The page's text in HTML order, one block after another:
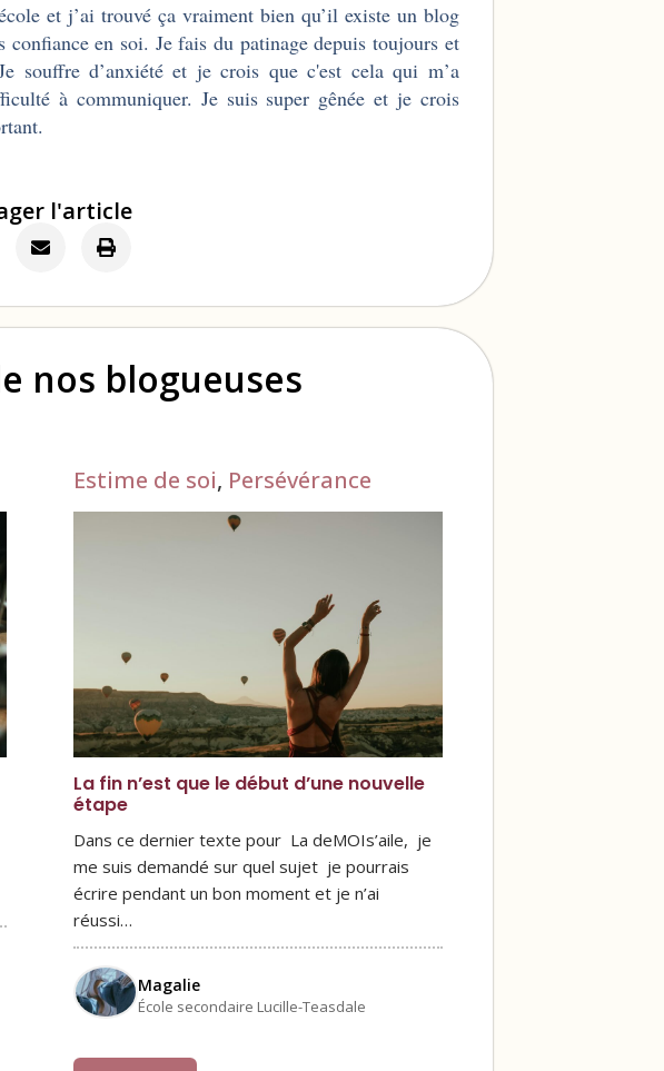
et j’ai trouvé ça vraiment bien qu’il existe un blog
en soi. Je fais du patinage depuis toujours et
souffre d’anxiété et je crois que c'est cela qui m’a
à communiquer. Je suis super gênée et je crois
l'article
nos blogueuses
Estime de soi, Persévérance
La fin n’est que le début d’une nouvelle
étape
Dans ce dernier texte pour La deMOIs’aile, je
me suis demandé sur quel sujet je pourrais
écrire pendant un bon moment et je n’ai
réussi…
Magalie
École secondaire Lucille-Teasdale